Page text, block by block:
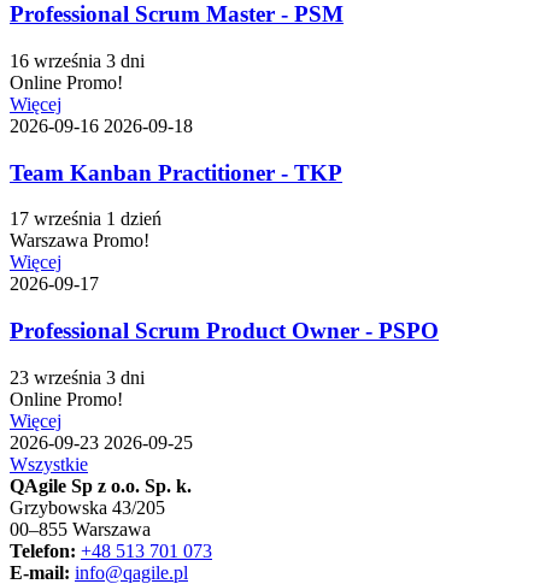
Professional Scrum Master - PSM
16 września 3 dni
Online Promo!
Więcej
2026-09-16 2026-09-18
Team Kanban Practitioner - TKP
17 września 1 dzień
Warszawa Promo!
Więcej
2026-09-17
Professional Scrum Product Owner - PSPO
23 września 3 dni
Online Promo!
Więcej
2026-09-23 2026-09-25
Wszystkie
QAgile Sp z o.o. Sp. k.
Grzybowska 43/205
00–855 Warszawa
Telefon: +48 513 701 073
E-mail: info@qagile.pl